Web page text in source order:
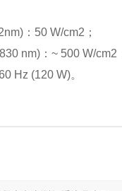
：50 W/cm2；
nm)：~ 500 W/cm2
Hz (120 W)。